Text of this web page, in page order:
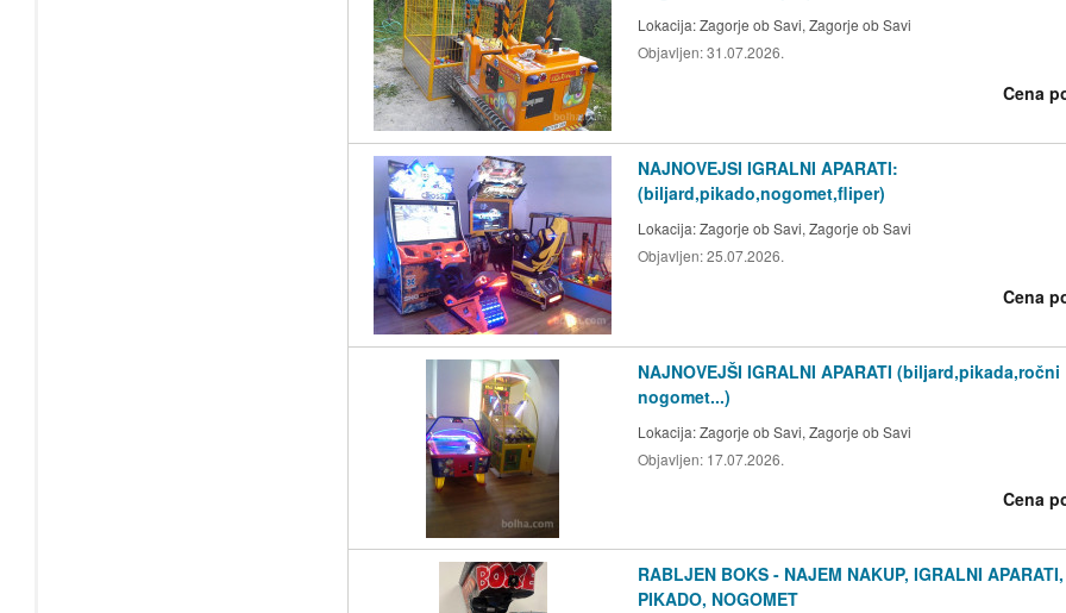
Lokacija:Zagorje ob Savi, Zagorje ob Savi
Objavljen:31.07.2026.
Cena
NAJNOVEJSI IGRALNI APARATI:
(biljard,pikado,nogomet,fliper)
Lokacija:Zagorje ob Savi, Zagorje ob Savi
Objavljen:25.07.2026.
Cena
NAJNOVEJŠI IGRALNI APARATI (biljard,pikada,ročni
nogomet...)
Lokacija:Zagorje ob Savi, Zagorje ob Savi
Objavljen: 17.07.2026.
Cena
RABLJEN BOKS - NAJEM NAKUP, IGRALNI APARATI,
PIKADO, NOGOMET